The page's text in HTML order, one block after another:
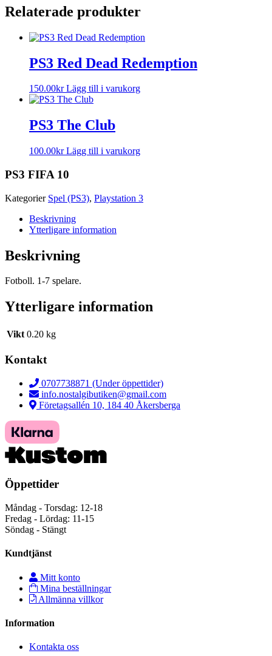
Relaterade produkter
PS3 Red Dead Redemption
150.00kr Lägg till i varukorg
PS3 The Club
100.00kr Lägg till i varukorg
PS3 FIFA 10
Kategorier Spel (PS3), Playstation 3
Beskrivning
Ytterligare information
Beskrivning
Fotboll. 1-7 spelare.
Ytterligare information
Vikt 0.20 kg
Kontakt
0707738871 (Under öppettider)
info.nostalgibutiken@gmail.com
Företagsallén 10, 184 40 Åkersberga
Öppettider
Måndag - Torsdag: 12-18
Fredag - Lördag: 11-15
Söndag - Stängt
Kundtjänst
Mitt konto
Mina beställningar
Allmänna villkor
Information
Kontakta oss